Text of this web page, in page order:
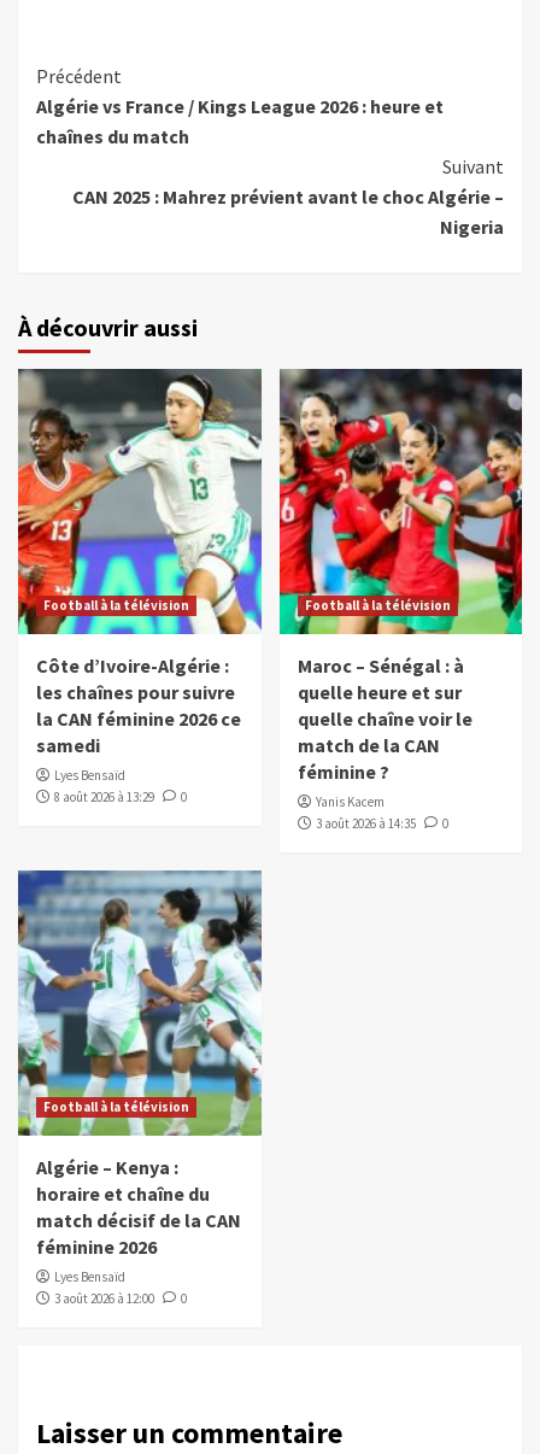
Précédent
Algérie vs France / Kings League 2026 : heure et
chaînes du match
Suivant
CAN 2025 : Mahrez prévient avant le choc Algérie –
Nigeria
À découvrir aussi
Football à la télévision
Côte d’Ivoire-Algérie :
les chaînes pour suivre
la CAN féminine 2026 ce
samedi
Lyes Bensaïd
8 août 2026 à 13:29
0
Football à la télévision
Maroc – Sénégal : à
quelle heure et sur
quelle chaîne voir le
match de la CAN
féminine ?
Yanis Kacem
3 août 2026 à 14:35
0
Football à la télévision
Algérie – Kenya :
horaire et chaîne du
match décisif de la CAN
féminine 2026
Lyes Bensaïd
3 août 2026 à 12:00
0
Laisser un commentaire